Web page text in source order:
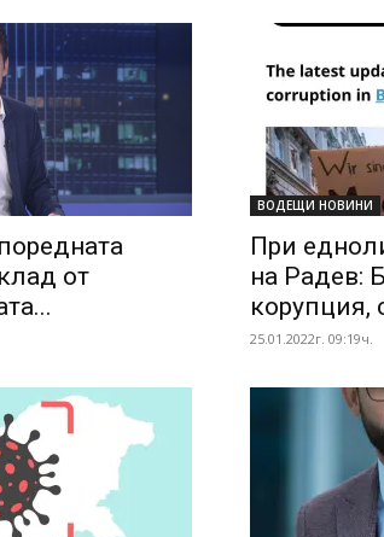
от
ВОДЕЩИ НОВИНИ
При
на Радев:
корупция,
25.01.2022г. 09:19ч.